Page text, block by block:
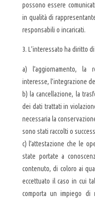
possono essere
in qualità di
responsabili o incaricati.
3. L’interessato ha diritto
a) l’aggiornamento, la
interesse, l’integrazione
b) la cancellazione, la
dei dati trattati in
necessaria la
sono stati raccolti o
c) l’attestazione che le
state portate a
contenuto, di coloro ai
eccettuato il caso in cui
comporta un impiego di